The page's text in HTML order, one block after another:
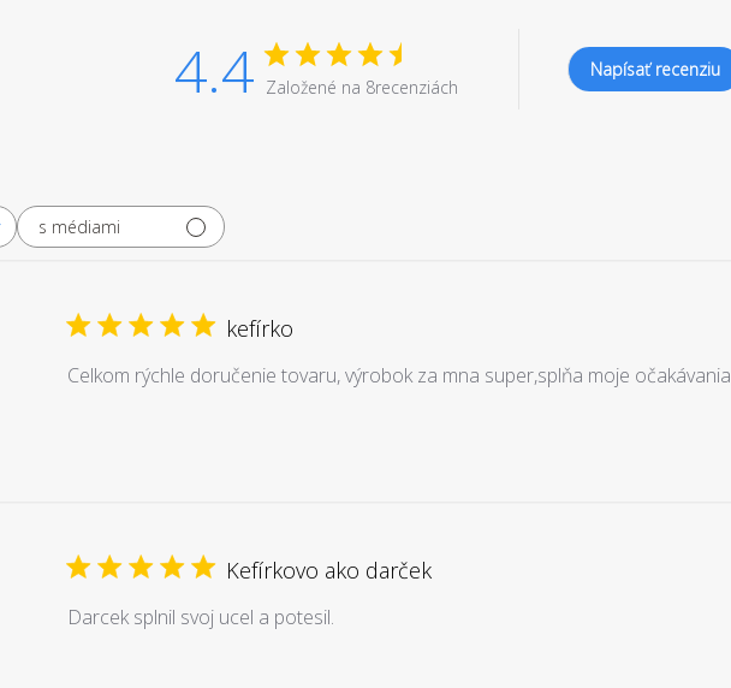
4.4 Založené na 8recenziách
Napísať recenziu
s médiami
kefírko
Celkom rýchle doručenie tovaru, výrobok za mna super,splňa moje očakávania
Kefírkovo ako darček
Darcek splnil svoj ucel a potesil.